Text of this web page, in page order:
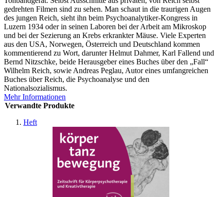
gedrehten Filmen sind zu sehen. Man schaut in die traurigen Augen
des jungen Reich, sieht ihn beim Psychoanalytiker-Kongress in
Luzern 1934 oder in seinen Laboren bei der Arbeit am Mikroskop
und bei der Sezierung an Krebs erkrankter Mäuse. Viele Experten
aus den USA, Norwegen, Österreich und Deutschland kommen
kommentierend zu Wort, darunter Helmut Dahmer, Karl Fallend und
Bernd Nitzschke, beide Herausgeber eines Buches über den „Fall“
Wilhelm Reich, sowie Andreas Peglau, Autor eines umfangreichen
Buches über Reich, die Psychoanalyse und den
Nationalsozialismus.
Mehr Informationen
Verwandte Produkte
Heft